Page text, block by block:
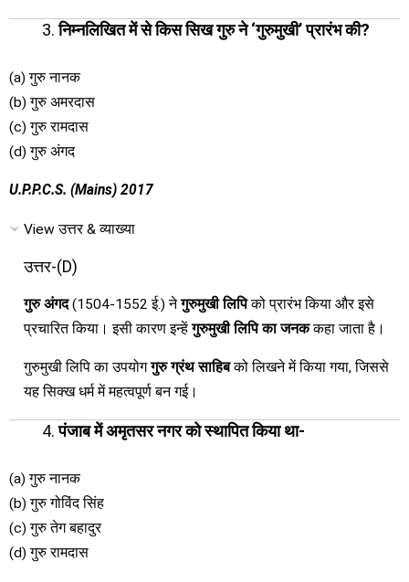
निम्नलिखित में से किस सिख गुरु ने ‘गुरुमुखी’ प्रारंभ की?
(a) गुरु नानक
(b) गुरु अमरदास
(c) गुरु रामदास
(d) गुरु अंगद
U.P.P.C.S. (Mains) 2017
View उत्तर & व्याख्या
उत्तर-(D)
गुरु अंगद(1504-1552 ई.) नेगुरुमुखी लिपिको प्रारंभ किया और इसे
प्रचारित किया। इसी कारण इन्हेंगुरुमुखी लिपि का जनककहा जाता है।
गुरुमुखी लिपि का उपयोगगुरु ग्रंथ साहिबको लिखने में किया गया, जिससे
यह सिक्ख धर्म में महत्वपूर्ण बन गई।
पंजाब में अमृतसर नगर को स्थापित किया था-
(a) गुरु नानक
(b) गुरु गोविंद सिंह
(c) गुरु तेग बहादुर
(d) गुरु रामदास